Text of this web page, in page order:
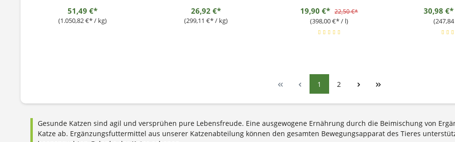
Gelenke mit immunaktiven
Kollagen
Fütterungsempfehlung:Katzen
51,49 €*
(1.050,82 €* / kg)
Katzensenior
26,92 €*
(299,11 €* / kg)
19,90 €* 22,50 €*
(398,00 €* / l)
30,98 €*
1 2
Gesunde Katzen sind agil und versprühen pure Lebensfreude. Eine ausgewogene Ernährung durch die Beimischung von
Katze ab. Ergänzungsfuttermittel aus unserer Katzenabteilung können den gesamten Bewegungsapparat des Tieres